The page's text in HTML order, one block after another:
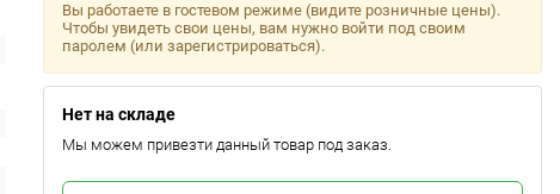
Вы работаете в гостевом режиме (видите розничные цены).
Чтобы увидеть свои цены, вам нужно войти под своим
паролем (или зарегистрироваться).
Нет на складе
Мы можем привезти данный товар под заказ.